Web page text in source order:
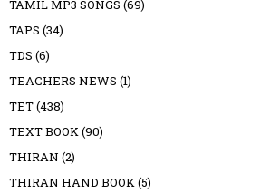
TAMIL MP3 SONGS (69)
TAPS (34)
TDS (6)
TEACHERS NEWS (1)
TET(438)
TEXT BOOK(90)
THIRAN (2)
THIRAN HAND BOOK(5)